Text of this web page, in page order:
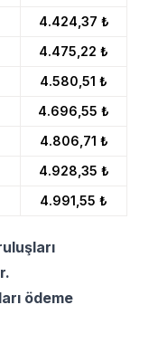
4.424,37 ₺
4.475,22 ₺
4.580,51 ₺
4.696,55 ₺
4.806,71 ₺
4.928,35 ₺
4.991,55 ₺
ödeme